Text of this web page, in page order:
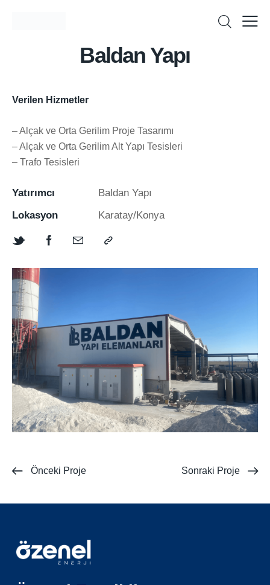
Baldan Yapı
Verilen Hizmetler
– Alçak ve Orta Gerilim Proje Tasarımı
– Alçak ve Orta Gerilim Alt Yapı Tesisleri
– Trafo Tesisleri
Yatırımcı
Baldan Yapı
Lokasyon
Karatay/Konya
Önceki Proje Sonraki Proje